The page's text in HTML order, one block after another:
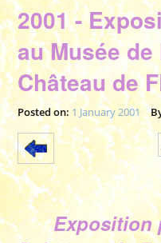
2001 -
au Musée
Château de
Posted on: 1 January 2001
Exposition